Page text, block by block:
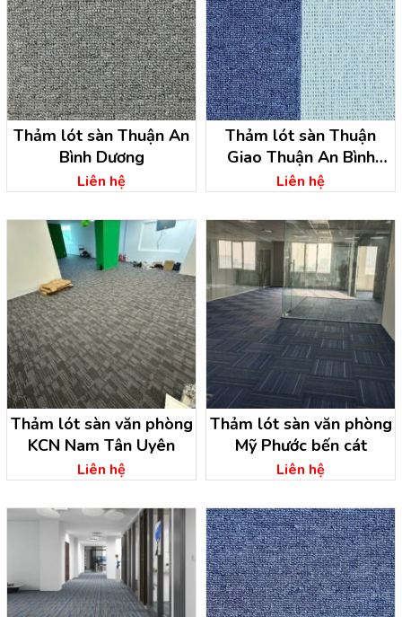
Thảm lót sàn Thuận An
Bình Dương
Liên hệ
Thảm lót sàn Thuận
Giao Thuận An Bình
Dương
Liên hệ
Thảm lót sàn văn phòng
KCN Nam Tân Uyên
Liên hệ
Thảm lót sàn văn phòng
Mỹ Phước bến cát
Liên hệ